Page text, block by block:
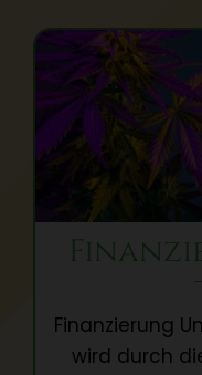
Finanzierung
wird durch